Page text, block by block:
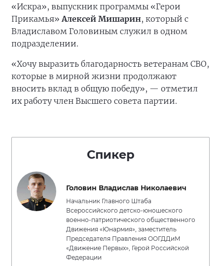
«Искра», выпускник программы «Герои
Прикамья»Алексей Мишарин, который с
Владиславом Головиным служил в одном
подразделении.
«Хочу выразить благодарность ветеранам СВО,
которые в мирной жизни продолжают
вносить вклад в общую победу», — отметил
их работу член Высшего совета партии.
Спикер
Головин Владислав Николаевич
Начальник Главного Штаба
Всероссийского детско-юношеского
военно-патриотического общественного
Движения «Юнармия», заместитель
Председателя Правления ООГДДиМ
«Движение Первых», Герой Российской
Федерации